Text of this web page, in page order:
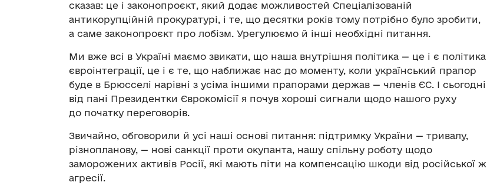
сказав: це і законопроєкт, який додає можливостей Спеціалізованій
антикорупційній прокуратурі, і те, що десятки років тому потрібно було зробити,
а саме законопроєкт про лобізм. Урегулюємо й інші необхідні питання.
Ми вже всі в Україні маємо звикати, що наша внутрішня політика — це і є політика
євроінтеграції, це і є те, що наближає нас до моменту, коли український прапор
буде в Брюсселі нарівні з усіма іншими прапорами держав — членів ЄС. І сьогодні
від пані Президентки Єврокомісії я почув хороші сигнали щодо нашого руху
до початку переговорів.
Звичайно, обговорили й усі наші основі питання: підтримку України — тривалу,
різнопланову, — нові санкції проти окупанта, нашу спільну роботу щодо
заморожених активів Росії, які мають піти на компенсацію шкоди від російської ж
агресії.